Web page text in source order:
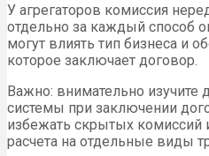
У агрегаторов комиссия
отдельно за каждый способ
могут влиять тип бизнеса и
которое заключает договор.
Важно: внимательно
системы при заключении
избежать скрытых комиссий
расчета на отдельные виды